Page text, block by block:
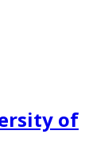
of